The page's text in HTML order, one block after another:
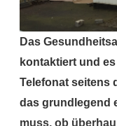
Das
kontaktiert und
Telefonat seitens
das grundlegend
muss, ob